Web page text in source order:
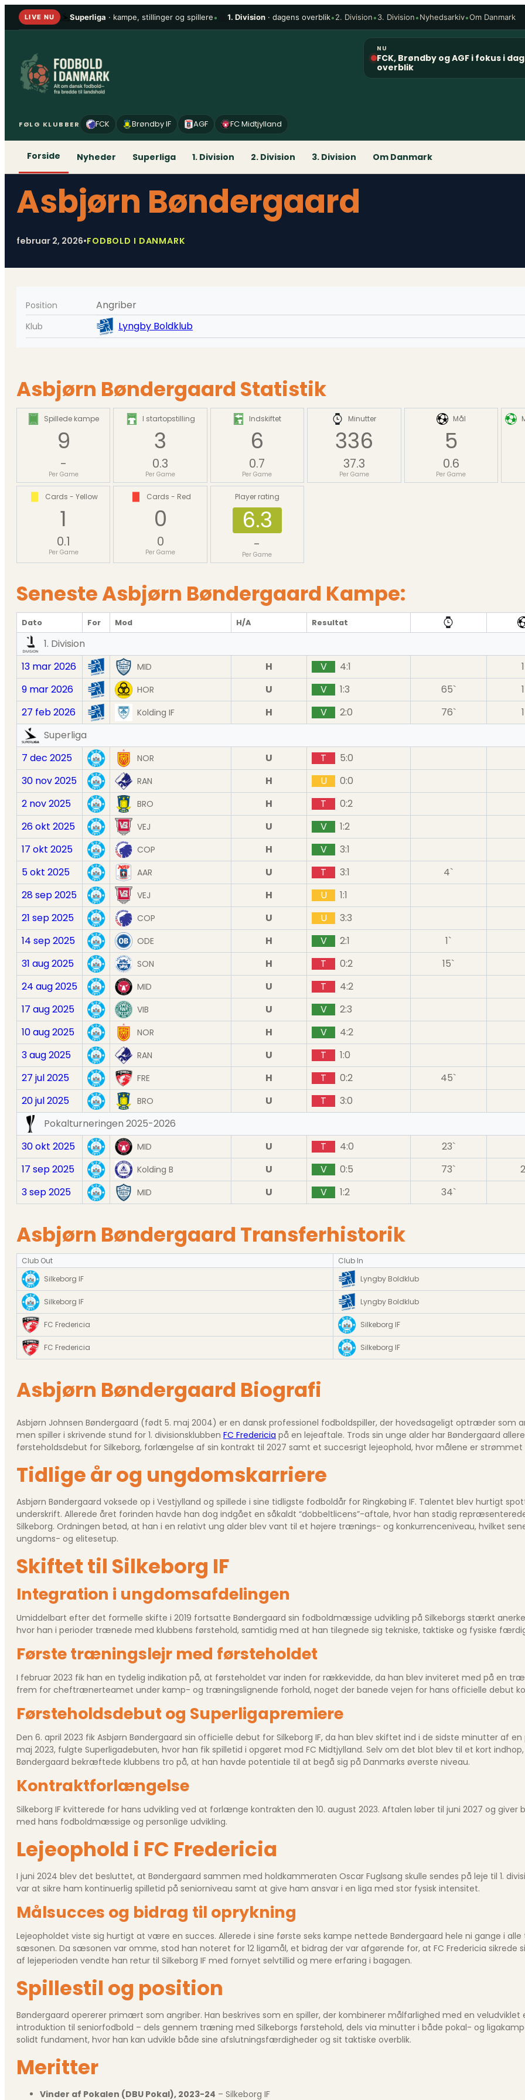
Spring
LIVE NU Superliga · kampe, stillinger og spillere• 1. Division · dagens overblik•2. Division•3. Division•Nyhedsarkiv•Om Danmark
NU
FCK, Brøndby og AGF i fokus i
overblik
FØLG KLUBBER FCK Brøndby IF AGF FC Midtjylland
Forside Nyheder Superliga 1. Division 2. Division 3. Division Om Danmark
Asbjørn Bøndergaard
februar 2, 2026•FODBOLD I DANMARK
Position Angriber
Klub Lyngby Boldklub
Asbjørn Bøndergaard Statistik
Spillede kampe
9
-
Per Game
I startopstilling
3
0.3
Per Game
Indskiftet
6
0.7
Per Game
Minutter
336
37.3
Per Game
Mål
5
0.6
Per Game
Cards - Yellow
1
0.1
Per Game
Cards - Red
0
0
Per Game
Player rating
6.3
-
Per Game
Seneste Asbjørn Bøndergaard Kampe:
Dato For Mod H/A Resultat
1. Division
13 mar 2026
MID H V 4:1
1
9 mar 2026
HOR U V 1:3 65`
1
27 feb 2026
Kolding IF H V 2:0 76`
1
Superliga
7 dec 2025
NOR U T
5:0
30 nov 2025
RAN H U
0:0
2 nov 2025
BRO H T
0:2
26 okt 2025
VEJ U V
1:2
17 okt 2025
COP H V
3:1
5 okt 2025
AAR U T 3:1
4`
28 sep 2025
VEJ H U
1:1
21 sep 2025
COP U U
3:3
14 sep 2025
ODE H V 2:1
1`
31 aug 2025
SON H T 0:2
15`
24 aug 2025
MID U T
4:2
17 aug 2025
VIB U V
2:3
10 aug 2025
NOR H V
4:2
3 aug 2025
RAN U T
1:0
27 jul 2025
FRE H T 0:2
45`
20 jul 2025
BRO U T
3:0
Pokalturneringen 2025-2026
30 okt 2025
MID U T 4:0
23`
17 sep 2025
Kolding B U V 0:5 73`
3 sep 2025
MID U V 1:2 34`
Asbjørn Bøndergaard Transferhistorik
Club Out
Club In
Silkeborg IF
Lyngby Boldklub
Silkeborg IF Lyngby Boldklub
FC Fredericia Silkeborg IF
FC Fredericia Silkeborg IF
Asbjørn Bøndergaard Biografi
Asbjørn Johnsen Bøndergaard (født 5. maj 2004) er en dansk professionel fodboldspiller, der hovedsageligt optræder som
men spiller i skrivende stund for 1. divisionsklubben FC Fredericia på en lejeaftale. Trods sin unge alder har Bøndergaard
førsteholdsdebut for Silkeborg, forlængelse af sin kontrakt til 2027 samt et succesrigt lejeophold, hvor målene er strømmet
Tidlige år og ungdomskarriere
Asbjørn Bøndergaard voksede op i Vestjylland og spillede i sine tidligste fodboldår for Ringkøbing IF. Talentet blev hurtigt
underskrift. Allerede året forinden havde han dog indgået en såkaldt “dobbeltlicens”-aftale, hvor han stadig
Silkeborg. Ordningen betød, at han i en relativt ung alder blev vant til et højere trænings- og konkurrence­niveau, hvilket
ungdoms- og elite­setup.
Skiftet til Silkeborg IF
Integration i ungdoms­afdelingen
Umiddelbart efter det formelle skifte i 2019 fortsatte Bøndergaard sin fodboldmæssige udvikling på Silkeborgs stærkt
hvor han i perioder trænede med klubbens førstehold, samtidig med at han tilegnede sig tekniske, taktiske og fysiske
Første træningslejr med førsteholdet
I februar 2023 fik han en tydelig indikation på, at førsteholdet var inden for rækkevidde, da han blev inviteret med på en
frem for cheftrænerteamet under kamp- og trænings­lignende forhold, noget der banede vejen for hans officielle debut
Førsteholdsdebut og Superliga­premiere
Den 6. april 2023 fik Asbjørn Bøndergaard sin officielle debut for Silkeborg IF, da han blev skiftet ind i de sidste minutter af
maj 2023, fulgte Superliga­debuten, hvor han fik spilletid i opgøret mod FC Midtjylland. Selv om det blot blev til et kort
Bøndergaard bekræftede klubbens tro på, at han havde potentiale til at begå sig på Danmarks øverste niveau.
Kontraktforlængelse
Silkeborg IF kvitterede for hans udvikling ved at forlænge kontrakten den 10. august 2023. Aftalen løber til juni 2027 og
med hans fodboldmæssige og personlige udvikling.
Lejeophold i FC Fredericia
I juni 2024 blev det besluttet, at Bøndergaard sammen med holdkammeraten Oscar Fuglsang skulle sendes på leje til 1.
var at sikre ham kontinuerlig spilletid på seniorniveau samt at give ham ansvar i en liga med stor fysisk intensitet.
Målsucces og bidrag til oprykning
Lejeopholdet viste sig hurtigt at være en succes. Allerede i sine første seks kampe nettede Bøndergaard hele ni gange i
sæsonen. Da sæsonen var omme, stod han noteret for 12 ligamål, et bidrag der var afgørende for, at FC Fredericia
af lejeperioden vendte han retur til Silkeborg IF med fornyet selvtillid og mere erfaring i bagagen.
Spillestil og position
Bøndergaard opererer primært som angriber. Han beskrives som en spiller, der kombinerer mål­farlighed med en
introduktion til seniorfodbold – dels gennem træning med Silkeborgs førstehold, dels via minut­ter i både pokal- og
solidt fundament, hvor han kan udvikle både sine afslutnings­færdigheder og sit taktiske overblik.
Meritter
Vinder af Pokalen (DBU Pokal), 2023-24 – Silkeborg IF